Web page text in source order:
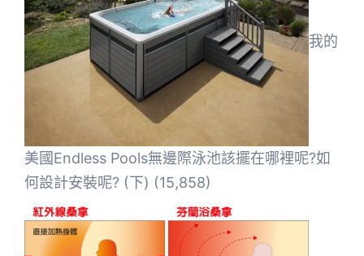
我的
美國Endless Pools無邊際泳池該擺在哪裡呢?如
何設計安裝呢? (下) (15,858)